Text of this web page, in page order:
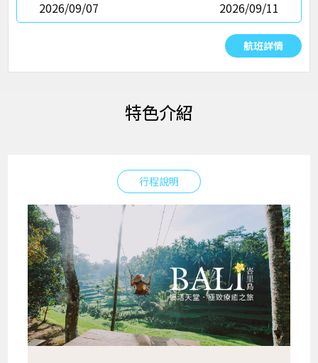
2026/09/07 2026/09/11
航班詳情
特色介紹
行程說明